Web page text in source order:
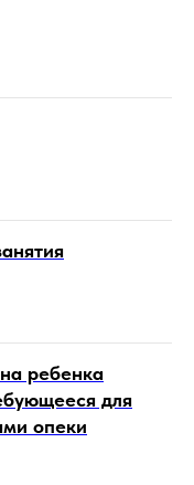
ребенка
для
опеки